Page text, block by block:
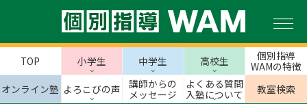
TOP 小学生 中学生 高校生
個別指導
WAMの特徴
オンライン塾 よろこびの声
講師からの
メッセージ
よくある質問
入塾について
教室検索